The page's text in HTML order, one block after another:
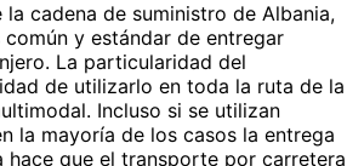
cadena de suministro de Albania,
y estándar de entregar
La particularidad del
de utilizarlo en toda la ruta de la
Incluso si se utilizan
la mayoría de los casos la entrega
que el transporte por carretera